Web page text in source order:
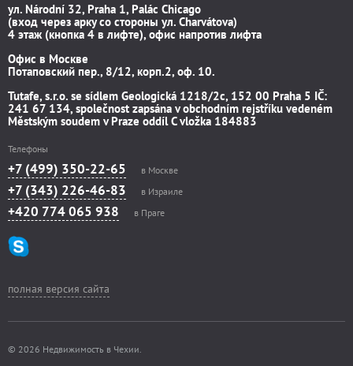
ул. Národní 32, Praha 1, Palác Chicago
(вход через арку со стороны ул. Charvátova)
4 этаж (кнопка 4 в лифте), офис напротив лифта
Офис в Москве
Потаповский пер., 8/12, корп.2, оф. 10.
Tutafe, s.r.o. se sídlem Geologická 1218/2c, 152 00 Praha 5 IČ:
241 67 134, společnost zapsána v obchodním rejstříku vedeném
Městským soudem v Praze oddíl C vložka 184883
Телефоны
+7 (499) 350-22-65 в Москве
+7 (343) 226-46-83 в Израиле
+420 774 065 938 в Праге
полная версия сайта
© 2026 Недвижимость в Чехии.